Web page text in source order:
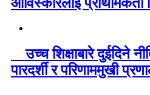
उच्च शिक्षाबारे दुईदिने
पारदर्शी र परिणाममुखी